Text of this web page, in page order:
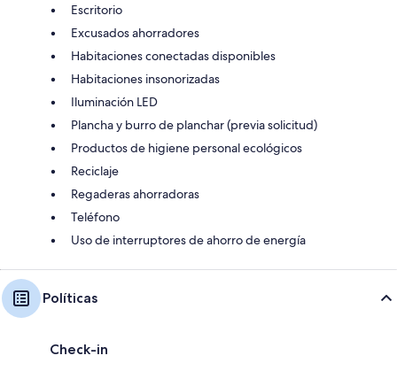
Escritorio
Excusados ahorradores
Habitaciones conectadas disponibles
Habitaciones insonorizadas
Iluminación LED
Plancha y burro de planchar (previa solicitud)
Productos de higiene personal ecológicos
Reciclaje
Regaderas ahorradoras
Teléfono
Uso de interruptores de ahorro de energía
Políticas
Check-in